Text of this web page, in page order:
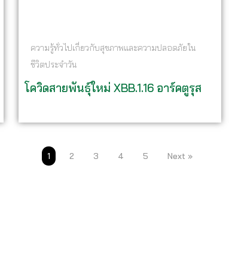
ความรู้ทั่วไปเกี่ยวกับสุขภาพและความปลอดภัยใน
ชีวิตประจำวัน
โควิดสายพันธุ์ใหม่ XBB.1.16 อาร์คตูรุส
1 2 3 4 5 Next »